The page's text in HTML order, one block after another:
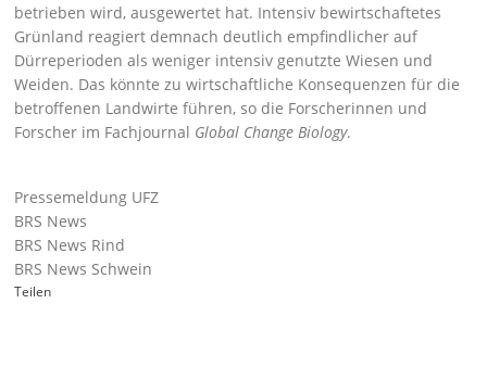
betrieben wird, ausgewertet hat. Intensiv bewirtschaftetes
Grünland reagiert demnach deutlich empfindlicher auf
Dürreperioden als weniger intensiv genutzte Wiesen und
Weiden. Das könnte zu wirtschaftliche Konsequenzen für die
betroffenen Landwirte führen, so die Forscherinnen und
Forscher im Fachjournal Global Change Biology.
Pressemeldung UFZ
BRS News
BRS News Rind
BRS News Schwein
Teilen